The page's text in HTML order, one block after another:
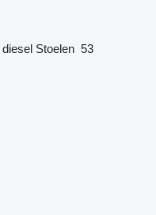
diesel Stoelen 53